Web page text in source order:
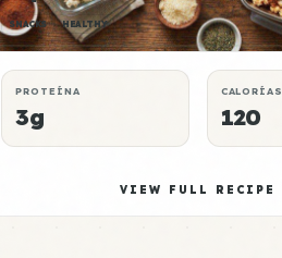
SNACKS HEALTHY
PROTEÍNA
3g
CALORÍAS
120
VIEW FULL RECIPE